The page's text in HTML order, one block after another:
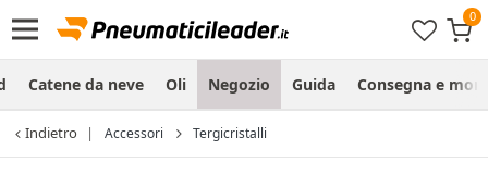
Catene da neve Oli Negozio Guida Consegna e
Indietro Accessori Tergicristalli